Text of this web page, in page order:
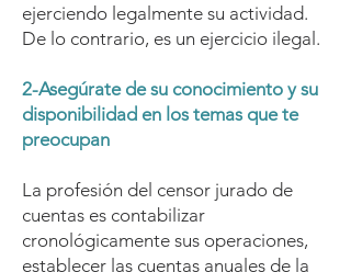
ejerciendo legalmente su actividad.
De lo contrario, es un ejercicio ilegal.
2-Asegúrate de su conocimiento y su
disponibilidad en los temas que te
preocupan
La profesión del censor jurado de
cuentas es contabilizar
cronológicamente sus operaciones,
establecer las cuentas anuales de la